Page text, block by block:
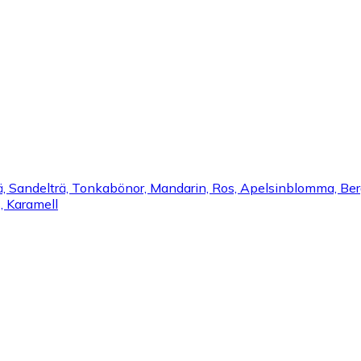
Tonkabönor, Mandarin, Ros, Apelsinblomma,
Karamell